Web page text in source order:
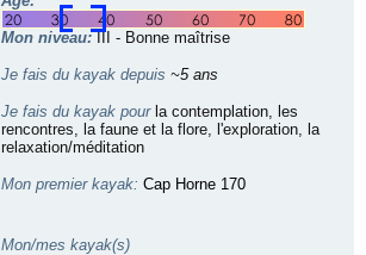
Mon niveau:III - Bonne maîtrise
Je fais du kayak depuis ~5 ans
Je fais du kayak pourla contemplation, les
rencontres, la faune et la flore, l'exploration, la
relaxation/méditation
Mon premier kayak: Cap Horne 170
Mon/mes kayak(s)